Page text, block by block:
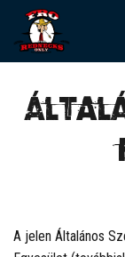
content
A jelen Általános